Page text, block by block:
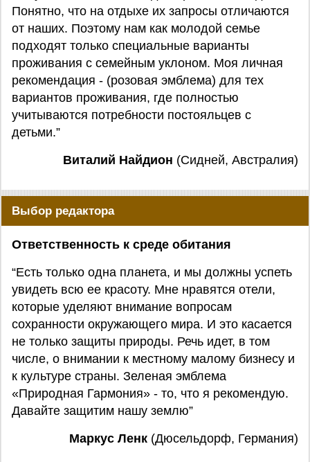
Понятно, что на отдыхе их запросы отличаются
от наших. Поэтому нам как молодой семье
подходят только специальные варианты
проживания с семейным уклоном. Моя личная
рекомендация - (розовая эмблема) для тех
вариантов проживания, где полностью
учитываются потребности постояльцев с
детьми.”
Виталий Найдион (Сидней, Австралия)
Выбор редактора
Ответственность к среде обитания
“Есть только одна планета, и мы должны успеть
увидеть всю ее красоту. Мне нравятся отели,
которые уделяют внимание вопросам
сохранности окружающего мира. И это касается
не только защиты природы. Речь идет, в том
числе, о внимании к местному малому бизнесу и
к культуре страны. Зеленая эмблема
«Природная Гармония» - то, что я рекомендую.
Давайте защитим нашу землю”
Маркус Ленк (Дюсельдорф, Германия)